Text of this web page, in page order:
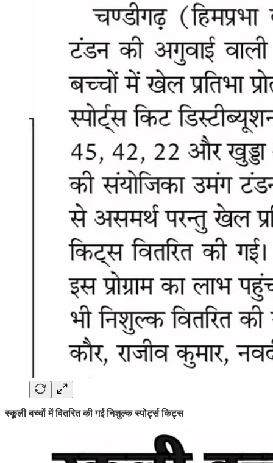
स्कूली बच्चों में वितरित की गई निशुल्क स्पोर्ट्स किट्स